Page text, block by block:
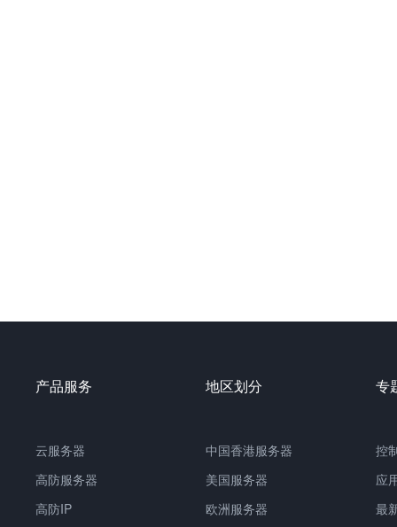
产品服务
云服务器
高防服务器
高防IP
地区划分
中国香港服务器
美国服务器
欧洲服务器
专
控
应
最